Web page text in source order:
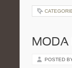
MODA
POSTED